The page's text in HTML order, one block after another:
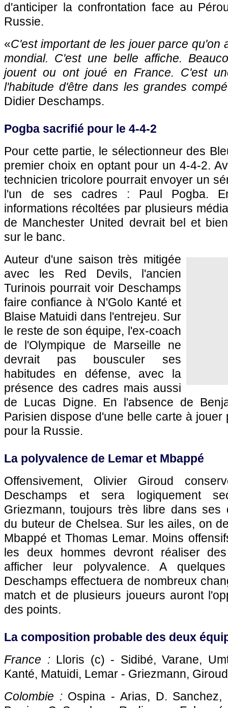
d'anticiper la confrontation face au
Russie.
«C'est important de les jouer parce qu'on
mondial. C'est une belle affiche.
jouent ou ont joué en France. C'est
l'habitude d'être dans les grandes
Didier Deschamps.
Pogba sacrifié pour le 4-4-2
Pour cette partie, le sélectionneur des
premier choix en optant pour un 4-4-2.
technicien tricolore pourrait envoyer un
l'un de ses cadres : Paul Pogba.
informations récoltées par plusieurs
de Manchester United devrait bel et
sur le banc.
Auteur d'une saison très mitigée
avec les Red Devils, l'ancien
Turinois pourrait voir Deschamps
faire confiance à N'Golo Kanté et
Blaise Matuidi dans l'entrejeu. Sur
le reste de son équipe, l'ex-coach
de l'Olympique de Marseille ne
devrait pas bousculer ses
habitudes en défense, avec la
présence des cadres mais aussi
de Lucas Digne. En l'absence de
Parisien dispose d'une belle carte à jouer
pour la Russie.
La polyvalence de Lemar et Mbappé
Offensivement, Olivier Giroud
Deschamps et sera logiquement
Griezmann, toujours très libre dans ses
du buteur de Chelsea. Sur les ailes, on
Mbappé et Thomas Lemar. Moins
les deux hommes devront réaliser
afficher leur polyvalence. A
Deschamps effectuera de nombreux
match et de plusieurs joueurs auront
des points.
La composition probable des deux
France :Lloris (c) - Sidibé, Varane,
Kanté, Matuidi, Lemar - Griezmann,
Colombie :Ospina - Arias, D. Sanchez,